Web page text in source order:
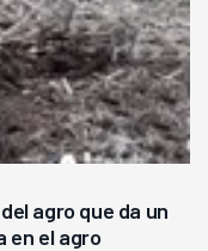
agro que da un
en el agro